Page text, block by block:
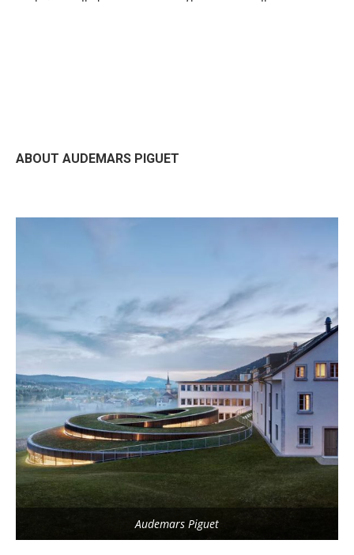
ABOUT AUDEMARS PIGUET
Audemars Piguet